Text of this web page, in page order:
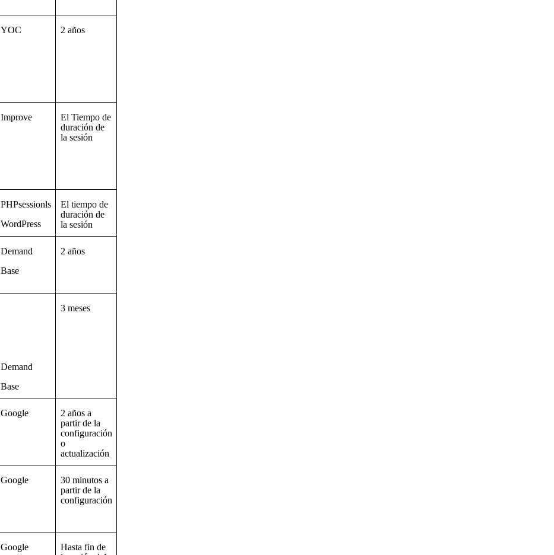
YOC 2 años
Improve
El Tiempo de
duración de
la sesión
PHPsessionls
WordPress
El tiempo de
duración de
la sesión
Demand
Base
2 años
Demand
Base
3 meses
Google
2 años a
partir de la
configuración
o
actualización
Google
30 minutos a
partir de la
configuración
Google
Hasta fin de